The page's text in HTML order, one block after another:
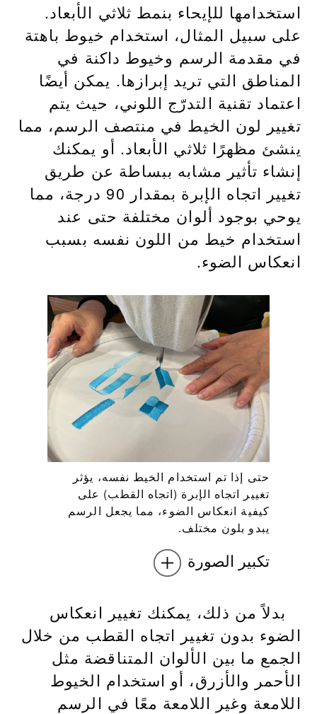
استخدامها للإيحاء بنمط ثلاثي الأبعاد.
على سبيل المثال، استخدام خيوط باهتة
في مقدمة الرسم وخيوط داكنة في
المناطق التي تريد إبرازها. يمكن أيضًا
اعتماد تقنية التدرّج اللوني، حيث يتم
تغيير لون الخيط في منتصف الرسم، مما
ينشئ مظهرًا ثلاثي الأبعاد. أو يمكنك
إنشاء تأثير مشابه ببساطة عن طريق
تغيير اتجاه الإبرة بمقدار 90 درجة، مما
يوحي بوجود ألوان مختلفة حتى عند
استخدام خيط من اللون نفسه بسبب
انعكاس الضوء.
حتى إذا تم استخدام الخيط نفسه، يؤثر
تغيير اتجاه الإبرة (اتجاه القطب) على
كيفية انعكاس الضوء، مما يجعل الرسم
يبدو بلون مختلف.
تكبير الصورة
بدلاً من ذلك، يمكنك تغيير انعكاس
الضوء بدون تغيير اتجاه القطب من خلال
الجمع ما بين الألوان المتناقضة مثل
الأحمر والأزرق، أو استخدام الخيوط
اللامعة وغير اللامعة معًا في الرسم